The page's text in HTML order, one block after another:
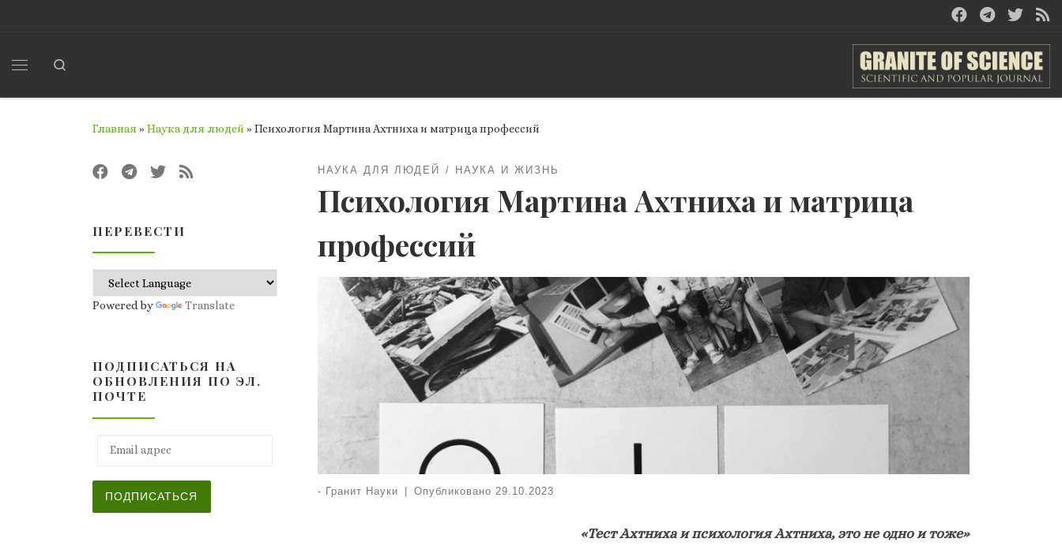
Главная »Наука для людей »Психология Мартина Ахтниха и матрица профессий
НАУКА ДЛЯ ЛЮДЕЙ НАУКА И ЖИЗНЬ
Психология Мартина Ахтниха и матрица
профессий
- Гранит Науки Опубликовано 29.10.2023
«Тест Ахтниха и психология Ахтниха, это не одно и тоже»
ПЕРЕВЕСТИ
Powered by Translate
ПОДПИСАТЬСЯ НА
ОБНОВЛЕНИЯ ПО ЭЛ.
ПОЧТЕ
ПОДПИСАТЬСЯ